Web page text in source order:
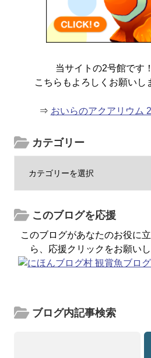
当サイトの2号館です！
こちらもよろしくお願いし
⇒ おいらのアクアリウム
カテゴリー
このブログを応援
このブログがあなたのお役に
ら、応援クリックをお願いし
ブログ内記事検索